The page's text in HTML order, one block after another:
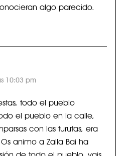
algo parecido.
10:03 pm
todo el pueblo
el pueblo en la calle,
con las turutas, era
animo a Zalla Bai ha
de todo el pueblo, vais